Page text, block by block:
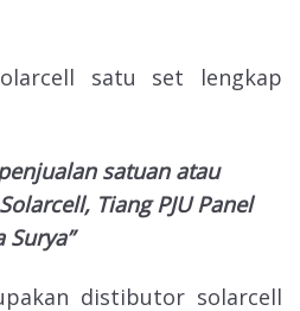
satuan atau
Tiang PJU Panel
Surya”
distibutor solarcell